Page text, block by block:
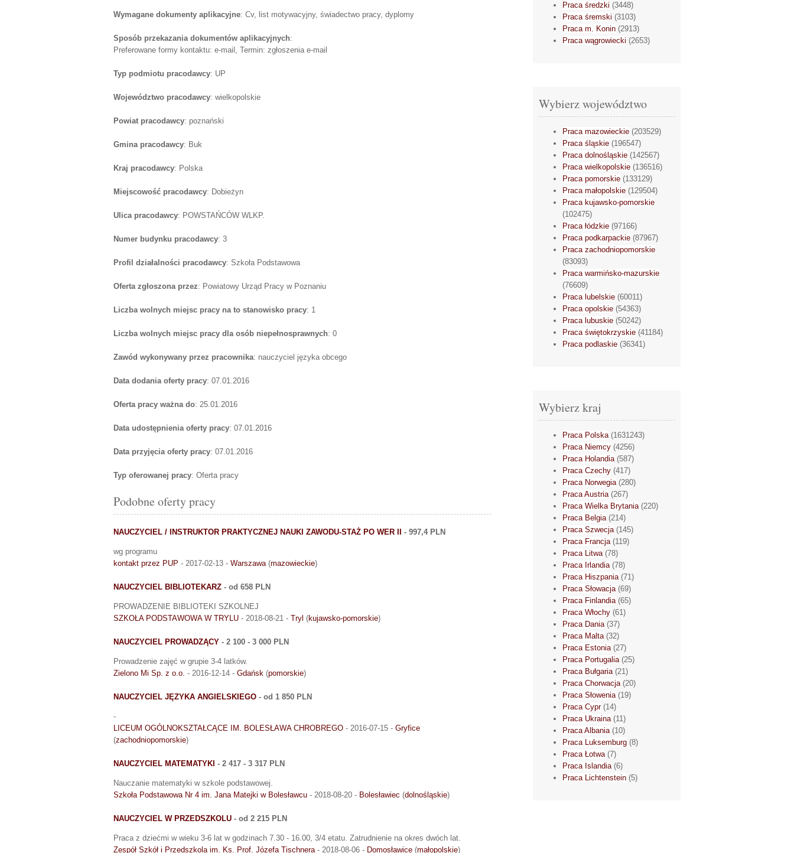
Wymagane dokumenty aplikacyjne: Cv, list motywacyjny, świadectwo pracy, dyplomy
Sposób przekazania dokumentów aplikacyjnych:
Preferowane formy kontaktu: e-mail, Termin: zgłoszenia e-mail
Typ podmiotu pracodawcy: UP
Województwo pracodawcy: wielkopolskie
Powiat pracodawcy: poznański
Gmina pracodawcy: Buk
Kraj pracodawcy: Polska
Miejscowość pracodawcy: Dobieżyn
Ulica pracodawcy: POWSTAŃCÓW WLKP.
Numer budynku pracodawcy: 3
Profil działalności pracodawcy: Szkoła Podstawowa
Oferta zgłoszona przez: Powiatowy Urząd Pracy w Poznaniu
Liczba wolnych miejsc pracy na to stanowisko pracy: 1
Liczba wolnych miejsc pracy dla osób niepełnosprawnych: 0
Zawód wykonywany przez pracownika: nauczyciel języka obcego
Data dodania oferty pracy: 07.01.2016
Oferta pracy ważna do: 25.01.2016
Data udostępnienia oferty pracy: 07.01.2016
Data przyjęcia oferty pracy: 07.01.2016
Typ oferowanej pracy: Oferta pracy
Podobne oferty pracy
NAUCZYCIEL / INSTRUKTOR PRAKTYCZNEJ NAUKI ZAWODU-STAŻ PO WER II - 997,4 PLN
wg programu
kontakt przez PUP - 2017-02-13 - Warszawa(mazowieckie)
NAUCZYCIEL BIBLIOTEKARZ - od 658 PLN
PROWADZENIE BIBLIOTEKI SZKOLNEJ
SZKOŁA PODSTAWOWA W TRYLU - 2018-08-21 - Tryl (kujawsko-pomorskie)
NAUCZYCIEL PROWADZĄCY - 2 100 - 3 000 PLN
Prowadzenie zajęć w grupie 3-4 latków.
Zielono Mi Sp. z o.o. - 2016-12-14 - Gdańsk (pomorskie)
NAUCZYCIEL JĘZYKA ANGIELSKIEGO - od 1 850 PLN
-
LICEUM OGÓLNOKSZTAŁCĄCE IM. BOLESŁAWA CHROBREGO - 2016-07-15 - Gryfice
(zachodniopomorskie)
NAUCZYCIEL MATEMATYKI - 2 417 - 3 317 PLN
Nauczanie matematyki w szkole podstawowej.
Szkoła Podstawowa Nr 4 im. Jana Matejki w Bolesławcu - 2018-08-20 - Bolesławiec (dolnośląskie)
NAUCZYCIEL W PRZEDSZKOLU - od 2 215 PLN
Praca z dziećmi w wieku 3-6 lat w godzinach 7.30 - 16.00, 3/4 etatu. Zatrudnienie na okres dwóch lat.
Zespół Szkół i Przedszkola im. Ks. Prof. Józefa Tischnera- 2018-08-06 - Domosławice (małopolskie)
Praca średzki (3448)
Praca śremski (3103)
Praca m. Konin (2913)
Praca wągrowiecki (2653)
Wybierz województwo
Praca mazowieckie (203529)
Praca śląskie (196547)
Praca dolnośląskie (142567)
Praca wielkopolskie (136516)
Praca pomorskie (133129)
Praca małopolskie (129504)
Praca kujawsko-pomorskie
(102475)
Praca łódzkie (97166)
Praca podkarpackie (87967)
Praca zachodniopomorskie
(83093)
Praca warmińsko-mazurskie
(76609)
Praca lubelskie (60011)
Praca opolskie (54363)
Praca lubuskie (50242)
Praca świętokrzyskie (41184)
Praca podlaskie (36341)
Wybierz kraj
Praca Polska(1631243)
Praca Niemcy (4256)
Praca Holandia(587)
Praca Czechy (417)
Praca Norwegia(280)
Praca Austria(267)
Praca Wielka Brytania(220)
Praca Belgia(214)
Praca Szwecja(145)
Praca Francja(119)
Praca Litwa(78)
Praca Irlandia(78)
Praca Hiszpania(71)
Praca Słowacja(69)
Praca Finlandia(65)
Praca Włochy (61)
Praca Dania(37)
Praca Malta(32)
Praca Estonia(27)
Praca Portugalia(25)
Praca Bułgaria(21)
Praca Chorwacja(20)
Praca Słowenia(19)
Praca Cypr(14)
Praca Ukraina(11)
Praca Albania(10)
Praca Luksemburg (8)
Praca Łotwa(7)
Praca Islandia(6)
Praca Lichtenstein (5)